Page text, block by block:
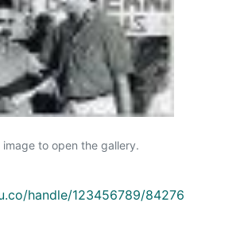
image to open the gallery.
handle/123456789/84276